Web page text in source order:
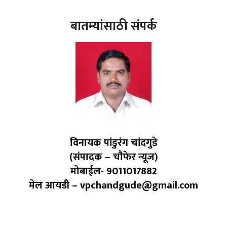
बातम्यांसाठी संपर्क
विनायक पांडुरंग चांदगुडे
(संपादक – चौफेर न्यूज)
मोबाईल- 9011017882
मेल आयडी – vpchandgude@gmail.com